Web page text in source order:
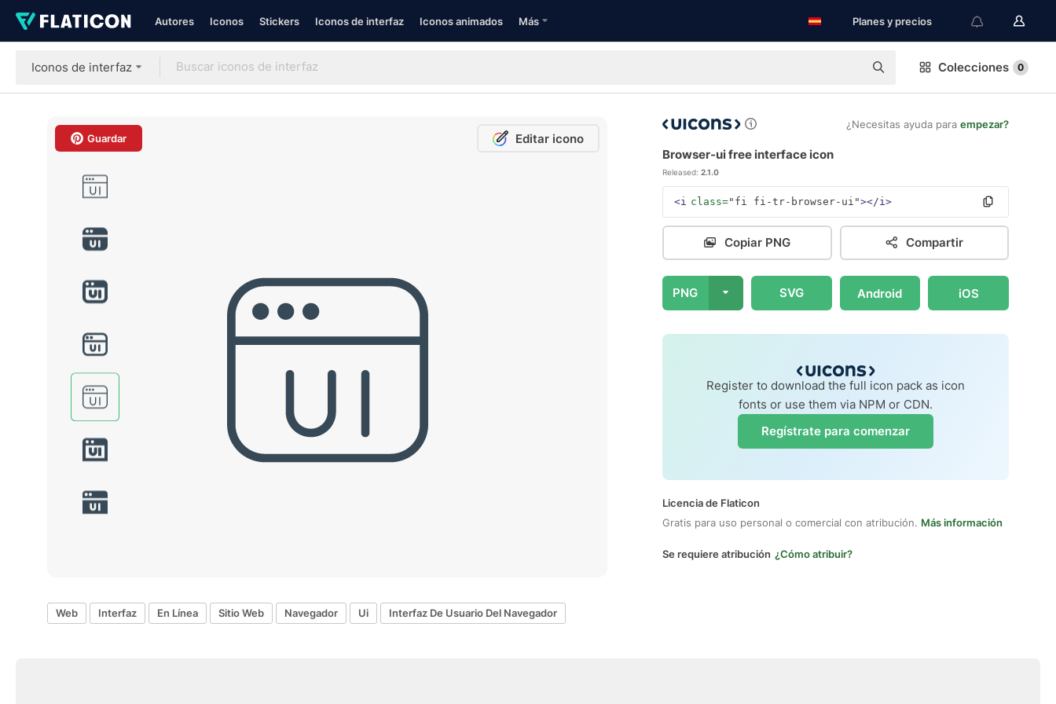
Autores Iconos Stickers Iconos de interfaz Iconos animados Más Planes y precios
Iconos de interfaz Colecciones 0
Guardar Editar icono
¿Necesitas ayuda para empezar?
Browser-ui free interface icon
Released: 2.1.0
<i class="fi fi-tr-browser-ui"></i>
Copiar PNG Compartir
PNG SVG Android iOS
Register to download the full icon pack as icon
fonts or use them via NPM or CDN.
Regístrate para comenzar
Licencia de Flaticon
Gratis para uso personal o comercial con atribución. Más información
Se requiere atribución ¿Cómo atribuir?
Web Interfaz En Línea Sitio Web Navegador Ui Interfaz De Usuario Del Navegador